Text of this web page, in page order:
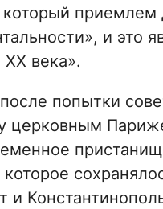
который
и это
века».
попытки
церковным
и